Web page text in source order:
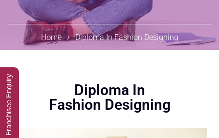
Home Diploma In Fashion Designing
Diploma In
Fashion Designing
Franchisee Enquiry